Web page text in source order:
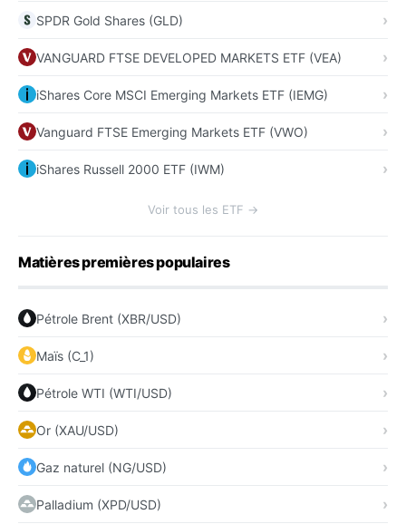
SPDR Gold Shares (GLD)
VANGUARD FTSE DEVELOPED MARKETS ETF (VEA)
iShares Core MSCI Emerging Markets ETF (IEMG)
Vanguard FTSE Emerging Markets ETF (VWO)
iShares Russell 2000 ETF (IWM)
Voir tous les ETF →
Matières premières populaires
Pétrole Brent (XBR/USD)
Maïs (C_1)
Pétrole WTI (WTI/USD)
Or (XAU/USD)
Gaz naturel (NG/USD)
Palladium (XPD/USD)